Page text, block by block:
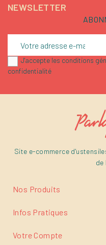
NEWSLETTER
J'accepte les conditions
confidentialité
Site e-commerce
de
Nos Produits
Infos Pratiques
Votre Compte